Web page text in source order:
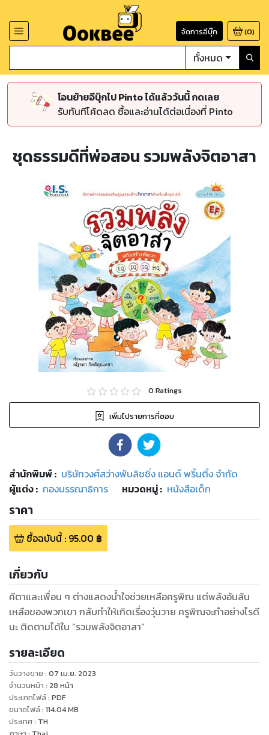
จัดการอีบุ๊ก (0)
ทั้งหมด
โอนย้ายอีบุ๊กไป Pinto ได้แล้ววันนี้ กดเลย
รับทันทีโค้ดลด ซื้อและอ่านได้ต่อเนื่องที่ Pinto
ชุดธรรมดีที่พ่อสอน รวมพลังจิตอาสา
0 Ratings
เพิ่มไปรายการที่ชอบ
สำนักพิมพ์: บริษัทวงศ์สว่างพับลิชชิ่ง แอนด์ พริ้นติ้ง จำกัด
ผู้แต่ง : กองบรรณาธิการ หมวดหมู่: หนังสือเด็ก
ราคา
ซื้อฉบับนี้: 95.00 ฿
เกี่ยวกับ
คีตาและเพื่อน ๆ ต่างแสดงน้ำใจช่วยเหลือครูพิณ แต่พลังอันล้น
เหลือของพวกเขา กลับทำให้เกิดเรื่องวุ่นวาย ครูพิณจะทำอย่างไรดี
นะ ติดตามได้ใน “รวมพลังจิตอาสา”
รายละเอียด
วันวางขาย : 07 เม.ย. 2023
จำนวนหน้า : 28 หน้า
ประเภทไฟล์: PDF
ขนาดไฟล์: 114.04MB
ประเทศ: TH